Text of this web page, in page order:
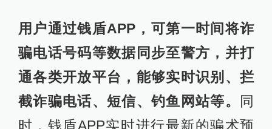
用户通过钱盾APP，可第一时间将诈
骗电话号码等数据同步至警方，并打
通各类开放平台，能够实时识别、拦
截诈骗电话、短信、钓鱼网站等。
同
时，钱盾APP实时进行最新的骗术预